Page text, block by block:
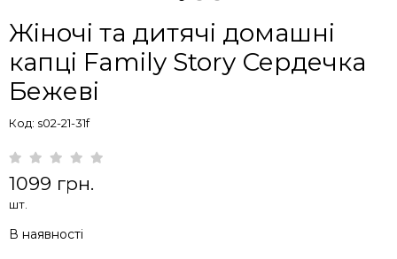
Жіночі та дитячі домашні
капці Family Story Сердечка
Бежеві
Код: s02-21-31f
1099 грн.
шт.
В наявності